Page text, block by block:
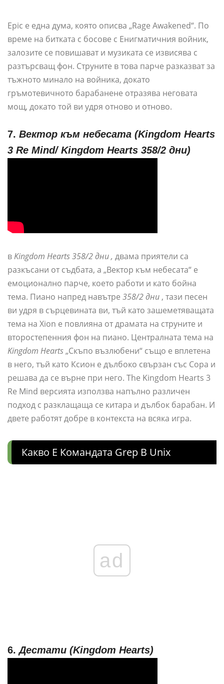
Epic е една дума, която описва „Rage Awakened“. По
време на битката с босове с Енигматичния войник,
залозите се повишават и музиката се извисява с
разтърсващ фон. Струните в това парче разказват за
тъжното минало на войника, докато
гръмотевичното барабанене отразява неговата
мощ, докато той ви удря отново и отново.
7. Вектор към небесата (Kingdom Hearts
3 Re Mind/ Kingdom Hearts 358/2 дни)
вKingdom Hearts 358/2 дни , двама приятели са
разкъсани от съдбата, а „Вектор към небесата“ е
емоционално парче, което работи и като бойна
тема. Пиано напред навътре 358/2 дни , тази песен
ви удря в сърцевината ви, тъй като зашеметяващата
тема на Xion е повлияна от драмата на струните и
второстепенния фон на пиано. Централната тема на
Kingdom Hearts„Скъпо възлюбени“ също е вплетена
в него, тъй като Ксион е дълбоко свързан със Сора и
решава да се върне при него. The Kingdom Hearts 3
Re Mind версията използва напълно различен
подход с разклащаща се китара и дълбок барабан. И
двете работят добре в контекста на всяка игра.
Какво Е Командата Grep В Unix
ad
6.Дестати (Kingdom Hearts)